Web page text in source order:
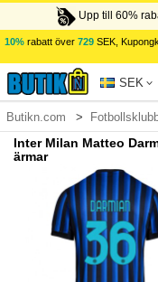
Upp till 60%
10% rabatt över 729 SEK,
SEK
Butikn.com
Inter Milan Matteo
ärmar